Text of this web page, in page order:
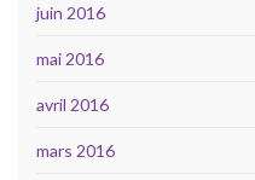
juin 2016
mai 2016
avril 2016
mars 2016